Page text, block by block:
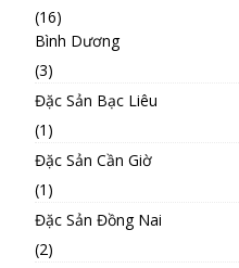
(16)
Bình Dương
(3)
Đặc Sản Bạc Liêu
(1)
Đặc Sản Cần Giờ
(1)
Đặc Sản Đồng Nai
(2)